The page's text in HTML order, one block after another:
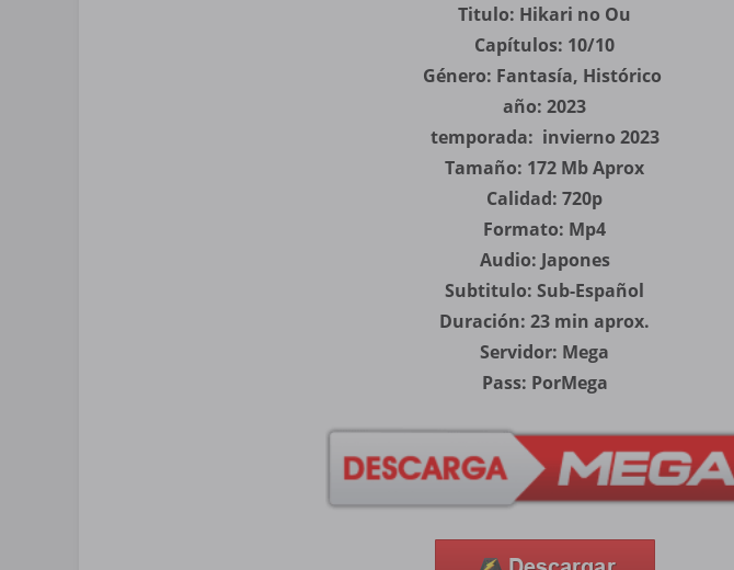
Titulo: Hikari no Ou
Capítulos: 10/10
Género: Fantasía, Histórico
año: 2023
temporada: invierno 2023
Tamaño: 172 Mb Aprox
Calidad: 720p
Formato: Mp4
Audio: Japones
Subtitulo: Sub-Español
Duración: 23 min aprox.
Servidor: Mega
Pass: PorMega